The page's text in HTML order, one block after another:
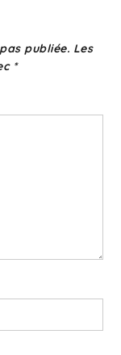
publiée. Les
*